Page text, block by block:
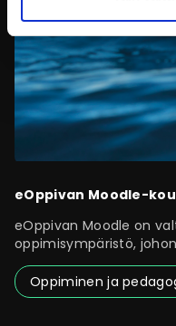
eOppivan Moodle-
eOppivan Moodle on
oppimisympäristö, johon
Oppiminen ja